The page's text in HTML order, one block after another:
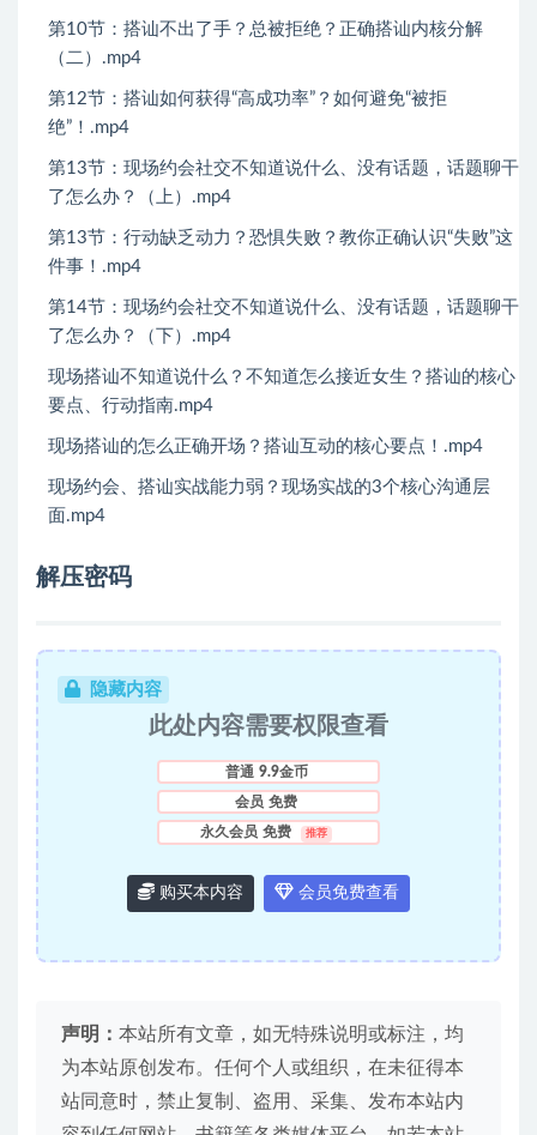
第10节：搭讪不出了手？总被拒绝？正确搭讪内核分解
（二）.mp4
第12节：搭讪如何获得“高成功率”？如何避免“被拒
绝”！.mp4
第13节：现场约会社交不知道说什么、没有话题，话题聊干
了怎么办？（上）.mp4
第13节：行动缺乏动力？恐惧失败？教你正确认识“失败”这
件事！.mp4
第14节：现场约会社交不知道说什么、没有话题，话题聊干
了怎么办？（下）.mp4
现场搭讪不知道说什么？不知道怎么接近女生？搭讪的核心
要点、行动指南.mp4
现场搭讪的怎么正确开场？搭讪互动的核心要点！.mp4
现场约会、搭讪实战能力弱？现场实战的3个核心沟通层
面.mp4
解压密码
隐藏内容
此处内容需要权限查看
普通 9.9金币
会员 免费
永久会员 免费 推荐
购买本内容 会员免费查看
声明： 本站所有文章，如无特殊说明或标注，均
为本站原创发布。任何个人或组织，在未征得本
站同意时，禁止复制、盗用、采集、发布本站内